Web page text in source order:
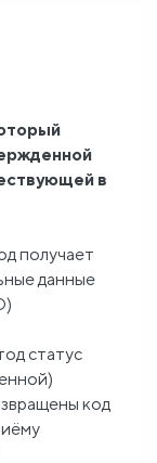
в
получает
данные
статус
код